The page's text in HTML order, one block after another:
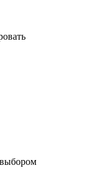
выбором